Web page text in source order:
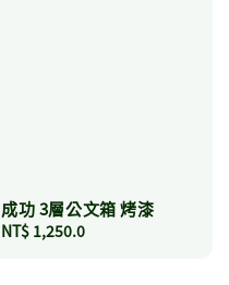
成功 3層公文箱 烤漆
Regular
NT$ 1,250.0